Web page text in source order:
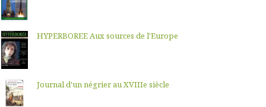
HYPERBOREE Aux sources de l'Europe
Journal d'un négrier au XVIIIe siècle